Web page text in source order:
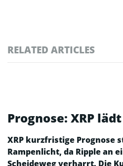
RELATED ARTICLES
Prognose: XRP
XRP kurzfristige Prognose
Rampenlicht, da Ripple an
Scheideweg verharrt. Die